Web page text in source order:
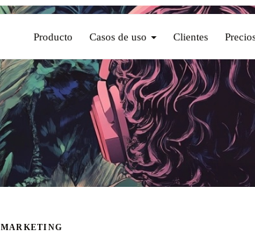
Producto Casos de uso Clientes
MARKETING